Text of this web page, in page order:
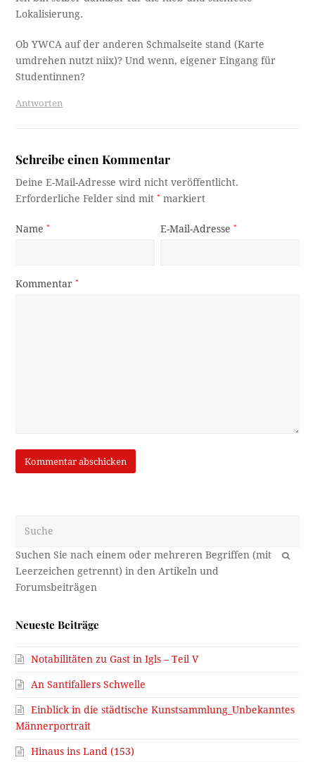
Lokalisierung.
Ob YWCA auf der anderen Schmalseite stand (Karte
umdrehen nutzt niix)? Und wenn, eigener Eingang für
Studentinnen?
Antworten
Schreibe einen Kommentar
Deine E-Mail-Adresse wird nicht veröffentlicht.
Erforderliche Felder sind mit* markiert
Name* E-Mail-Adresse*
Kommentar*
OK
Neueste Beiträge
Notabilitäten zu Gast in Igls – Teil V
An Santifallers Schwelle
Einblick in die städtische Kunstsammlung_Unbekanntes
Männerportrait
Hinaus ins Land (153)